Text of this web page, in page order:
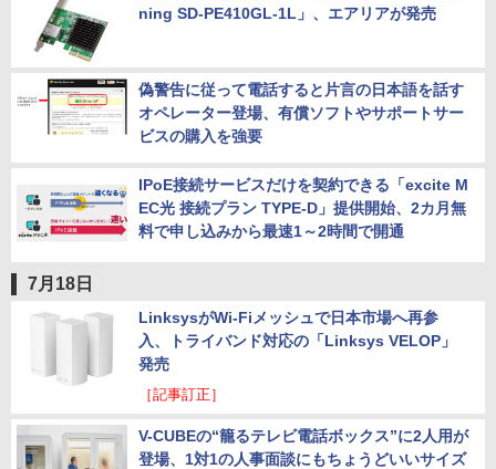
ning SD-PE410GL-1L」、エアリアが発売
偽警告に従って電話すると片言の日本語を話す
オペレーター登場、有償ソフトやサポートサー
ビスの購入を強要
IPoE接続サービスだけを契約できる「excite M
EC光 接続プラン TYPE-D」提供開始、2カ月無
料で申し込みから最速1～2時間で開通
7月18日
LinksysがWi-Fiメッシュで日本市場へ再参
入、トライバンド対応の「Linksys VELOP」
発売
［記事訂正］
V-CUBEの“籠るテレビ電話ボックス”に2人用が
登場、1対1の人事面談にもちょうどいいサイズ